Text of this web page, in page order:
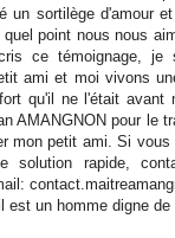
un sortilège d'amour
point nous nous
ce témoignage,
ami et moi vivons
qu'il ne l'était avant
AMANGNON pour le
mon petit ami. Si vous
solution rapide,
est un homme digne